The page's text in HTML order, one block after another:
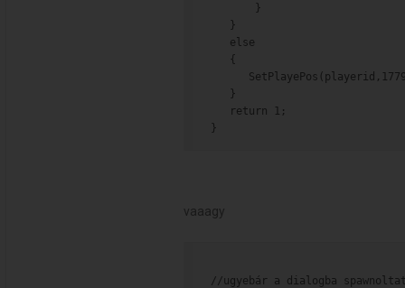
}
}
else
{
}
return 1;
}
vaaagy
//ugyebár a dialogba